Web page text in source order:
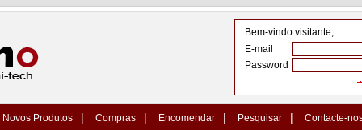
Bem-vindo visitante,
E-mail
Password
Novos Produtos | Compras | Encomendar | Pesquisar | Contacte-